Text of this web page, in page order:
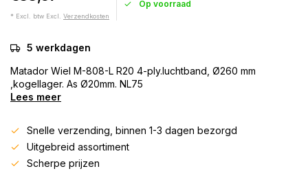
* Excl. btw Excl. Verzendkosten
Op voorraad
5 werkdagen
Matador Wiel M-808-L R20 4-ply.luchtband, Ø260 mm
,kogellager. As Ø20mm. NL75
Lees meer
Snelle verzending, binnen 1-3 dagen bezorgd
Uitgebreid assortiment
Scherpe prijzen